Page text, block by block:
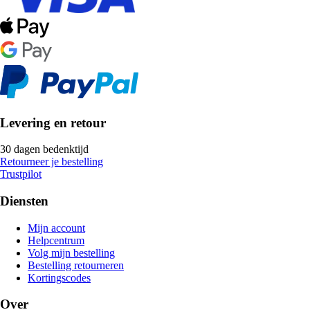
Levering en retour
30 dagen bedenktijd
Retourneer je bestelling
Trustpilot
Diensten
Mijn account
Helpcentrum
Volg mijn bestelling
Bestelling retourneren
Kortingscodes
Over